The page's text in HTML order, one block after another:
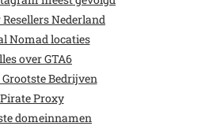
Nederland
Nomad locaties
over GTA6
Grootste Bedrijven
Pirate Proxy
domeinnamen